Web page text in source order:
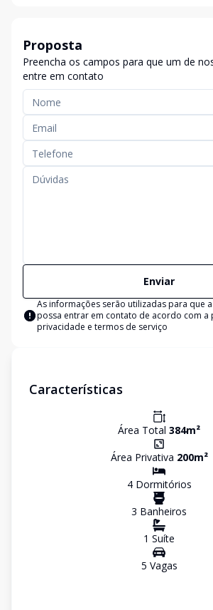
Proposta
Preencha os campos para que um de
entre em contato
Enviar
As informações serão utilizadas para que
possa entrar em contato de acordo com a
privacidade e termos de serviço
Características
Área Total 384m²
Área Privativa 200m²
4Dormitórios
3 Banheiros
1 Suíte
5 Vagas